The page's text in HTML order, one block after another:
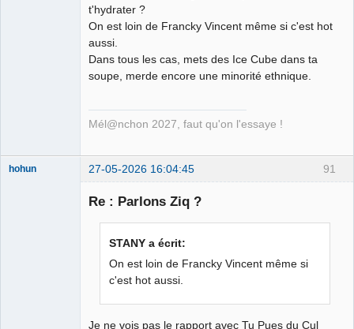
t'hydrater ?
On est loin de Francky Vincent même si c'est hot
aussi.
Dans tous les cas, mets des Ice Cube dans ta
soupe, merde encore une minorité ethnique.
Mél@nchon 2027, faut qu'on l'essaye !
91
hohun 27-05-2026 16:04:45
Re : Parlons Ziq ?
STANY a écrit:
On est loin de Francky Vincent même si
c'est hot aussi.
Je ne vois pas le rapport avec Tu Pues du Cul